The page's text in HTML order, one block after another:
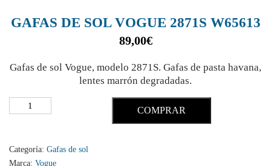
GAFAS DE SOL VOGUE 2871S W65613
89,00€
Gafas de sol Vogue, modelo 2871S. Gafas de pasta havana,
lentes marrón degradadas.
COMPRAR
Categoría: Gafas de sol
Marca: Vogue